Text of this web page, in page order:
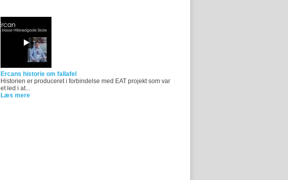
Ercans historie om fallafel
Historien er produceret i forbindelse med EAT projekt som var
et led i at...
Læs mere